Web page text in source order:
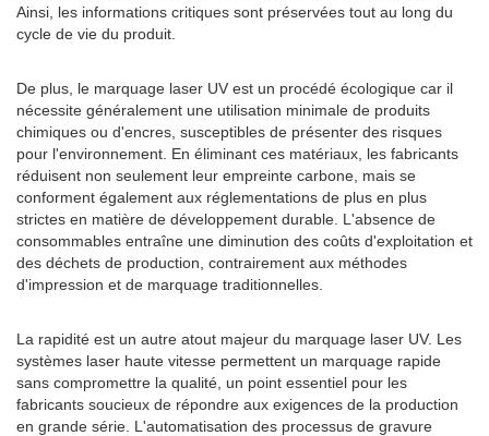
Ainsi, les informations critiques sont préservées tout au long du
cycle de vie du produit.
De plus, le marquage laser UV est un procédé écologique car il
nécessite généralement une utilisation minimale de produits
chimiques ou d'encres, susceptibles de présenter des risques
pour l'environnement. En éliminant ces matériaux, les fabricants
réduisent non seulement leur empreinte carbone, mais se
conforment également aux réglementations de plus en plus
strictes en matière de développement durable. L'absence de
consommables entraîne une diminution des coûts d'exploitation et
des déchets de production, contrairement aux méthodes
d'impression et de marquage traditionnelles.
La rapidité est un autre atout majeur du marquage laser UV. Les
systèmes laser haute vitesse permettent un marquage rapide
sans compromettre la qualité, un point essentiel pour les
fabricants soucieux de répondre aux exigences de la production
en grande série. L'automatisation des processus de gravure